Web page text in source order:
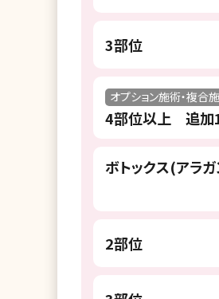
3部位
オプション施術・複合
4部位以上 追加
ボトックス(アラ
2部位